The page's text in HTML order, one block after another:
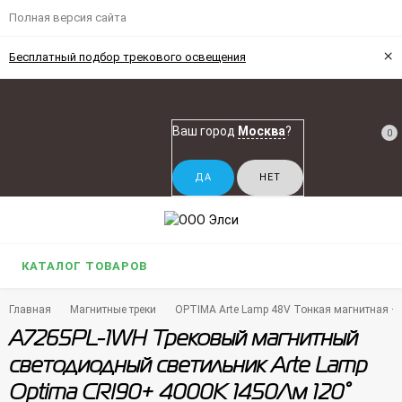
Полная версия сайта
Бесплатный подбор трекового освещения ×
Ваш город Москва? 0
КАТАЛОГ ТОВАРОВ
Главная Магнитные треки OPTIMA Arte Lamp 48V Тонкая магнитная
A7265PL-1WH Трековый магнитный
светодиодный светильник Arte Lamp
Optima CRI90+ 4000К 1450Лм 120°